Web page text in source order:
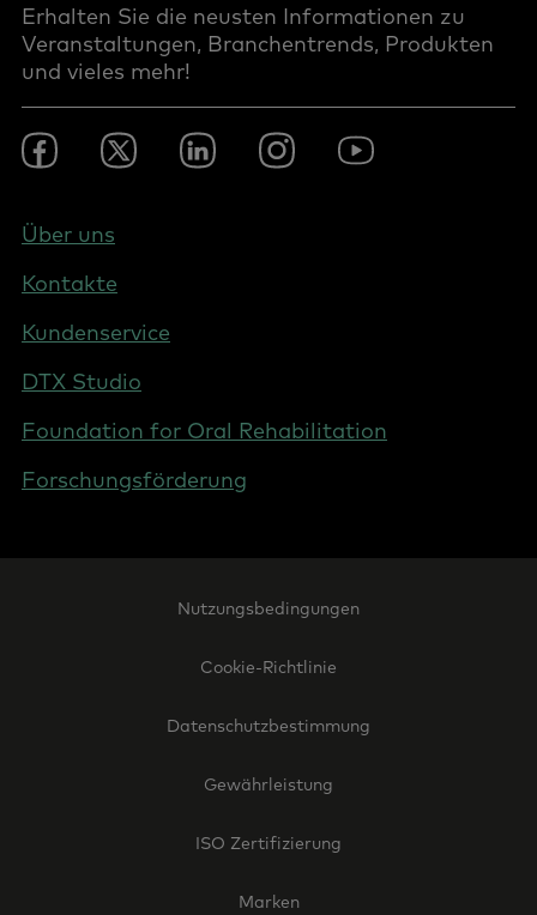
Erhalten Sie die neusten Informationen zu
Veranstaltungen, Branchentrends, Produkten
und vieles mehr!
Footer
Social
DACH
FacebookTwitter LinkedInInstagramYouTube
Footer
Germany
Über uns
Kontakte
Kundenservice
DTX Studio
Foundation for Oral Rehabilitation
Forschungsförderung
Nutzungsbedingungen
Cookie-Richtlinie
Datenschutzbestimmung
Gewährleistung
ISO Zertifizierung
Marken